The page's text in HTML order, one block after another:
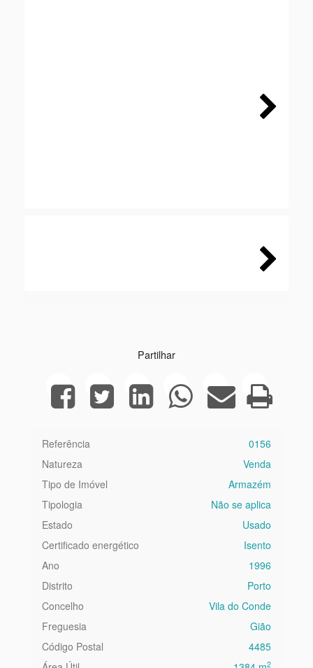
Partilhar
Referência
0156
Natureza
Venda
Tipo de Imóvel
Armazém
Tipologia
Não se aplica
Estado
Usado
Certificado energético
Isento
Ano
1996
Distrito
Porto
Concelho
Vila do Conde
Freguesia
Gião
Código Postal
4485
2